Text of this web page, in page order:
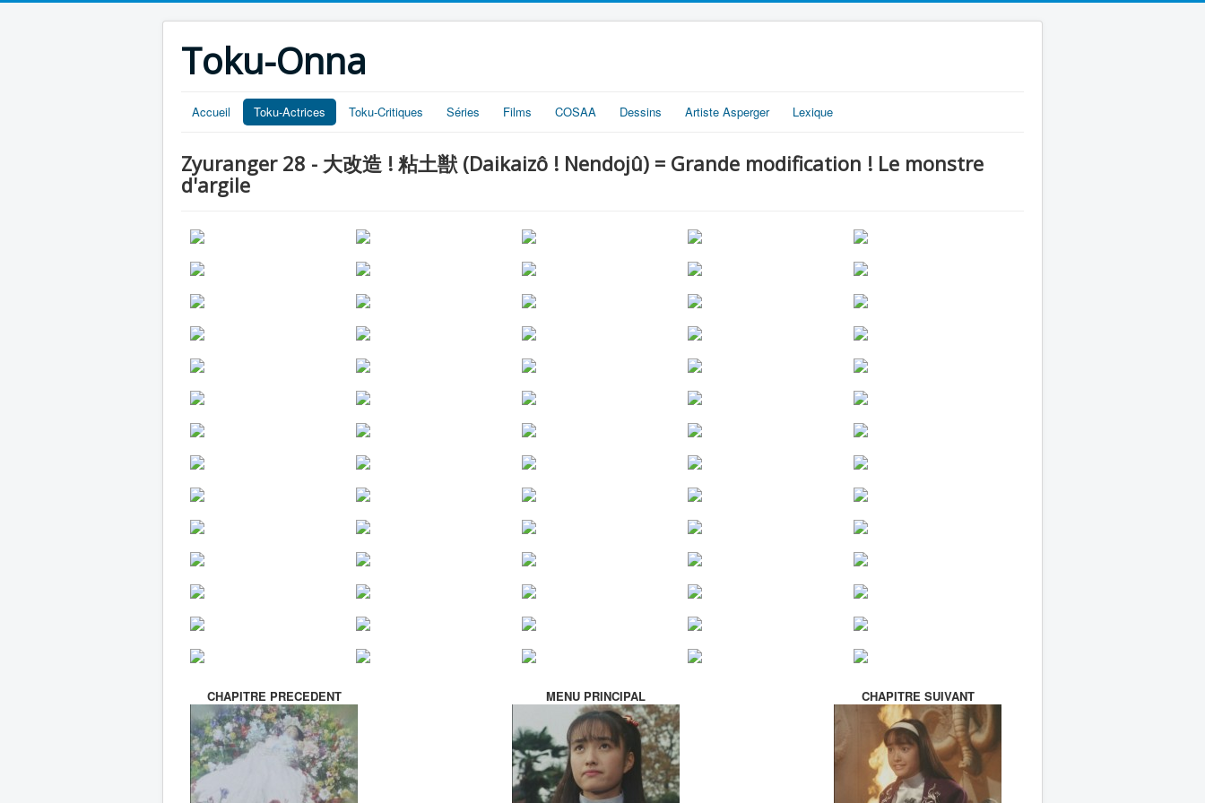
Toku-Onna
Accueil Toku-Actrices Toku-Critiques Séries Films COSAA Dessins Artiste Asperger Lexique
Zyuranger 28 - 大改造 ! 粘土獣 (Daikaizô ! Nendojû) = Grande modification ! Le monstre
d'argile
CHAPITRE PRECEDENT MENU PRINCIPAL CHAPITRE SUIVANT